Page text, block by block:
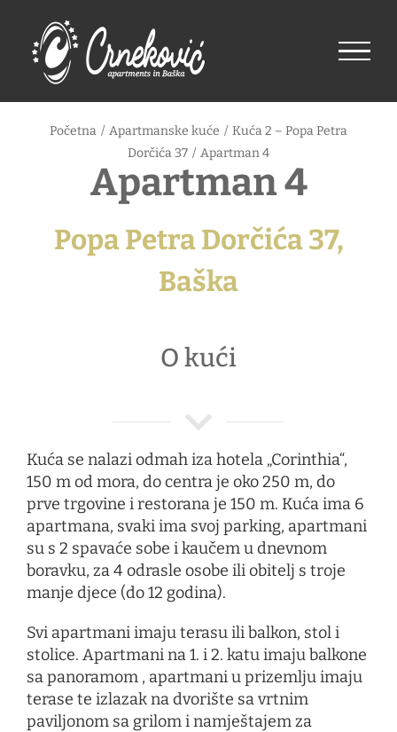
content
Početna / Apartmanske kuće / Kuća 2 – Popa Petra
Dorčića 37 / Apartman 4
Apartman 4
Popa Petra Dorčića 37,
Baška
O kući
Kuća se nalazi odmah iza hotela „Corinthia“,
150 m od mora, do centra je oko 250 m, do
prve trgovine i restorana je 150 m. Kuća ima 6
apartmana, svaki ima svoj parking, apartmani
su s 2 spavaće sobe i kaučem u dnevnom
boravku, za 4 odrasle osobe ili obitelj s troje
manje djece (do 12 godina).
Svi apartmani imaju terasu ili balkon, stol i
stolice. Apartmani na 1. i 2. katu imaju balkone
sa panoramom , apartmani u prizemlju imaju
terase te izlazak na dvorište sa vrtnim
paviljonom sa grilom i namještajem za